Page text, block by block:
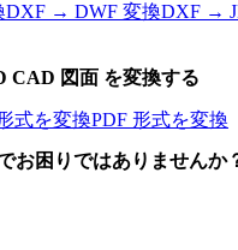
DXF → DWF 変換DXF →
CAD 図面 を変換する
式を変換PDF 形式を変換
お困りではありませんか